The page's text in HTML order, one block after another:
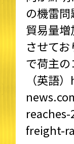
の機雷
貿易量
させて
で荷主の
（英語）
freight-